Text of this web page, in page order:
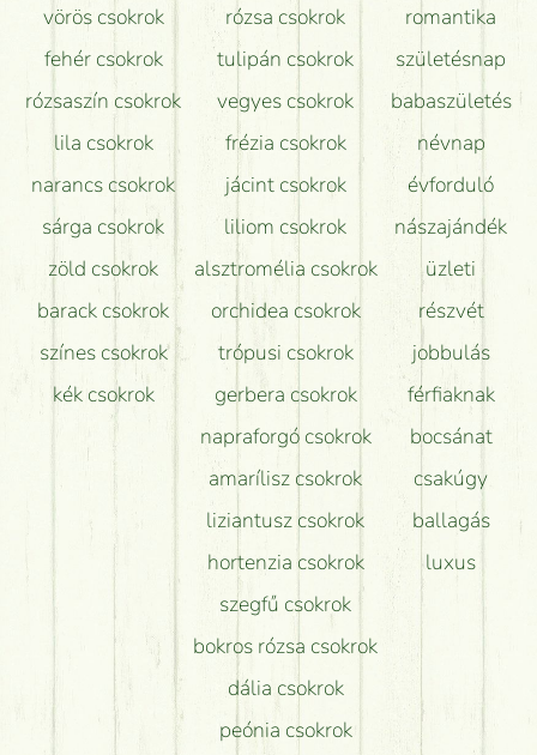
Hogy marad a lehető legtovább friss a csokor?
Tudok adventi koszorút vásárolni boltban?
vörös csokrok
fehér csokrok
rózsaszín csokrok
lila csokrok
narancs csokrok
sárga csokrok
zöld csokrok
barack csokrok
színes csokrok
kék csokrok
rózsa csokrok
tulipán csokrok
vegyes csokrok
frézia csokrok
jácint csokrok
liliom csokrok
alsztromélia csokrok
orchidea csokrok
trópusi csokrok
gerbera csokrok
napraforgó csokrok
amarílisz csokrok
liziantusz csokrok
hortenzia csokrok
szegfű csokrok
bokros rózsa csokrok
dália csokrok
peónia csokrok
romantika
születésnap
babaszületés
névnap
évforduló
nászajándék
üzleti
részvét
jobbulás
férfiaknak
bocsánat
csakúgy
ballagás
luxus